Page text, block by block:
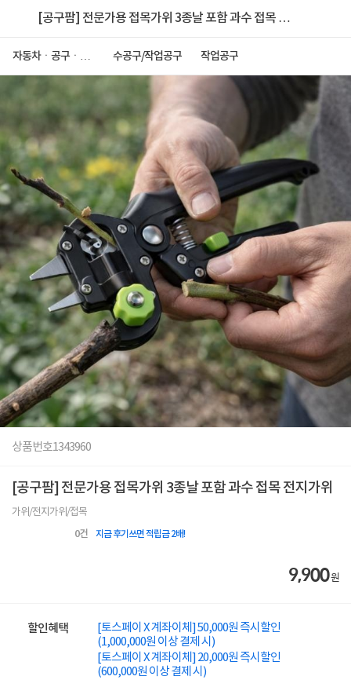
[공구팜] 전문가용 접목가위 3종날 포함 과수 접목 전
자동차ㆍ공구ㆍ안
수공구/작업공구 작업공구
상품번호1343960
[공구팜] 전문가용 접목가위 3종날 포함 과수 접목 전지가위
가위/전지가위/접목
0건 지금 후기쓰면 적립금 2배!
9,900원
할인혜택
[토스페이 X 계좌이체] 50,000원 즉시할인
(1,000,000원 이상 결제 시)
[토스페이 X 계좌이체] 20,000원 즉시할인
(600,000원 이상 결제 시)